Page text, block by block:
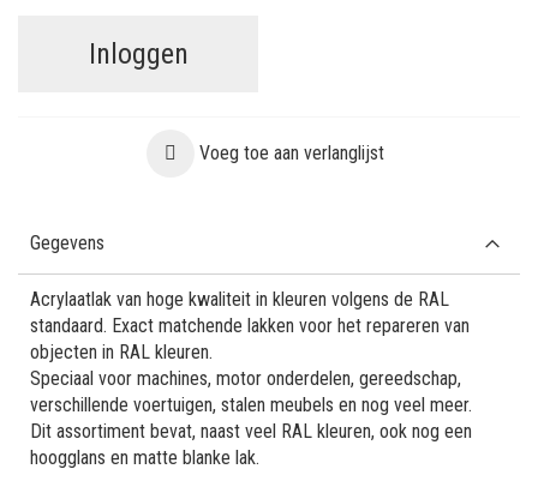
Inloggen
Voeg toe aan verlanglijst
Gegevens
Acrylaatlak van hoge kwaliteit in kleuren volgens de RAL
standaard. Exact matchende lakken voor het repareren van
objecten in RAL kleuren.
Speciaal voor machines, motor onderdelen, gereedschap,
verschillende voertuigen, stalen meubels en nog veel meer.
Dit assortiment bevat, naast veel RAL kleuren, ook nog een
hoogglans en matte blanke lak.